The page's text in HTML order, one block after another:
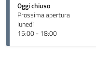
Oggi chiuso
Prossima apertura
lunedì
15:00 - 18:00